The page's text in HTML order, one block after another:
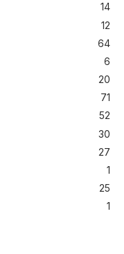
14
12
64
6
20
71
52
30
27
1
25
1